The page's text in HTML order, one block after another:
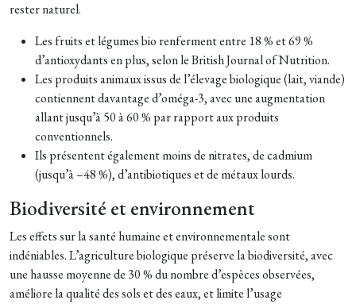
rester naturel.
Les fruits et légumes bio renferment entre 18 % et 69 %
d’antioxydants en plus, selon le British Journal of Nutrition.
Les produits animaux issus de l’élevage biologique (lait, viande)
contiennent davantage d’oméga-3, avec une augmentation
allant jusqu’à 50 à 60 % par rapport aux produits
conventionnels.
Ils présentent également moins de nitrates, de cadmium
(jusqu’à –48 %), d’antibiotiques et de métaux lourds.
Biodiversité et environnement
Les effets sur la santé humaine et environnementale sont
indéniables. L’agriculture biologique préserve la biodiversité, avec
une hausse moyenne de 30 % du nombre d’espèces observées,
améliore la qualité des sols et des eaux, et limite l’usage